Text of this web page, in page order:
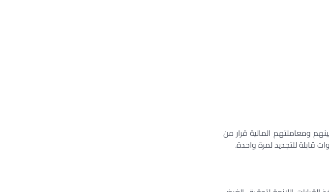
ومعاملتهم المالية قرار من
قابلة للتجديد لمرة واحدة.